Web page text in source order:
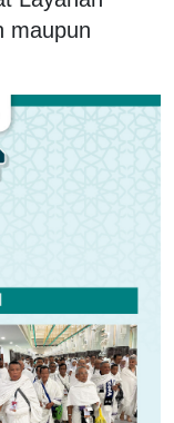
maupun